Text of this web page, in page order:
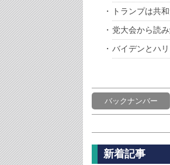
トランプは共
党大会から読
バイデンとハ
バックナンバー
新着記事